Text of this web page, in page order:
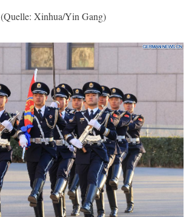
(Quelle: Xinhua/Yin Gang)